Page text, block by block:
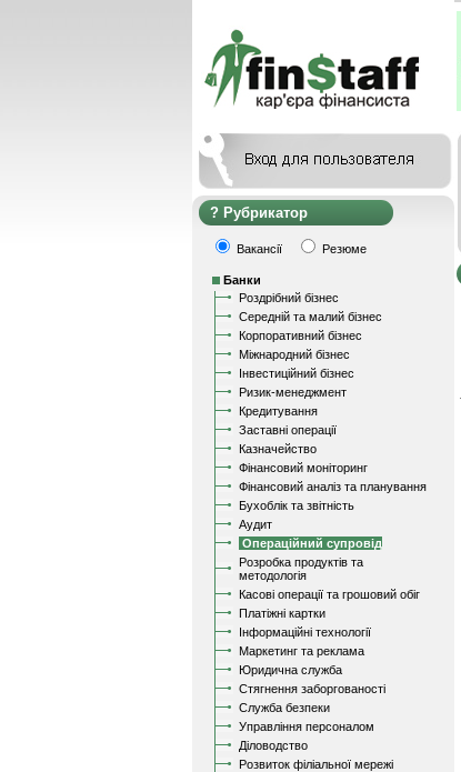
Рубрикатор
Вакансії Резюме
Банки
Роздрібний бізнес
Середній та малий бізнес
Корпоративний бізнес
Міжнародний бізнес
Інвестиційний бізнес
Ризик-менеджмент
Кредитування
Заставні операції
Казначейство
Фінансовий моніторинг
Фінансовий аналіз та планування
Бухоблік та звітність
Аудит
Операційний супровід
Розробка продуктів та
методологія
Касові операції та грошовий обіг
Платіжні картки
Інформаційні технології
Маркетинг та реклама
Юридична служба
Стягнення заборгованості
Служба безпеки
Управління персоналом
Діловодство
Розвиток філіальної мережі